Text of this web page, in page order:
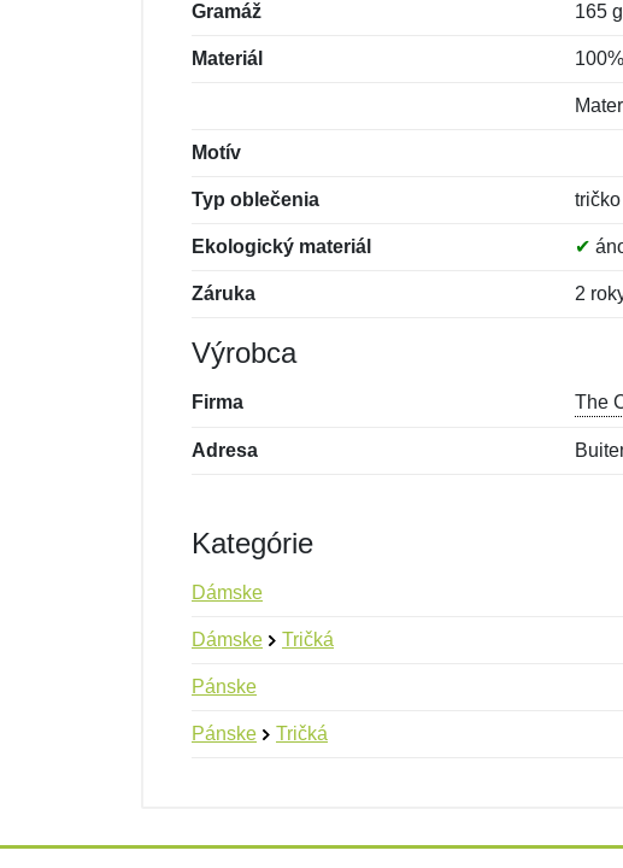
Gramáž 165
Materiál
Motív
Typ oblečenia tričko
Ekologický materiál ✔
Záruka 2
Výrobca
Firma The
Adresa
Kategórie
Dámske
Dámske Tričká
Pánske
Pánske Tričká